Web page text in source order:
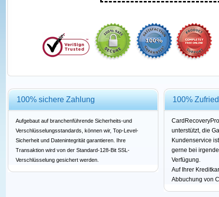
100% sichere Zahlung
Aufgebaut auf branchenführende Sicherheits-und
Verschlüsselungsstandards, können wir, Top-Level-
Sicherheit und Datenintegrität garantieren. Ihre
Transaktion wird von der Standard-128-Bit SSL-
Verschlüsselung gesichert werden.
100%
unterstützt, die
Kundenservice
gerne bei
Verfügung.
Auf Ihrer
Abbuchung von